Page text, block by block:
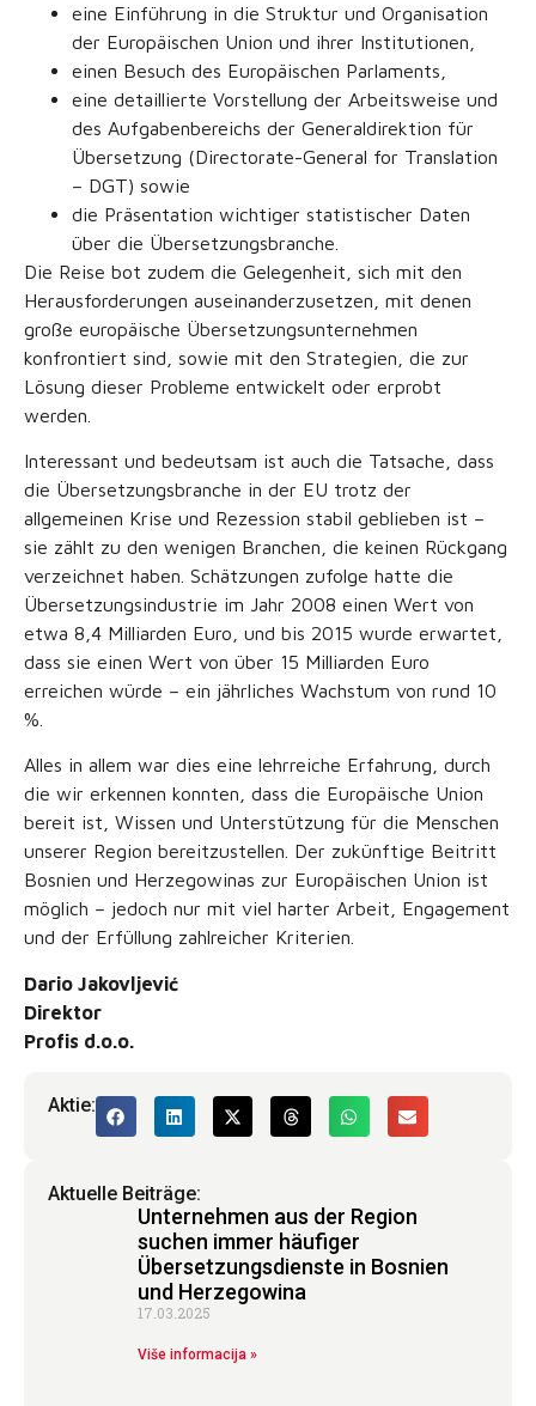
eine Einführung in die Struktur und Organisation
der Europäischen Union und ihrer Institutionen,
einen Besuch des Europäischen Parlaments,
eine detaillierte Vorstellung der Arbeitsweise und
des Aufgabenbereichs der Generaldirektion für
Übersetzung (Directorate-General for Translation
– DGT) sowie
die Präsentation wichtiger statistischer Daten
über die Übersetzungsbranche.
Die Reise bot zudem die Gelegenheit, sich mit den
Herausforderungen auseinanderzusetzen, mit denen
große europäische Übersetzungsunternehmen
konfrontiert sind, sowie mit den Strategien, die zur
Lösung dieser Probleme entwickelt oder erprobt
werden.
Interessant und bedeutsam ist auch die Tatsache, dass
die Übersetzungsbranche in der EU trotz der
allgemeinen Krise und Rezession stabil geblieben ist –
sie zählt zu den wenigen Branchen, die keinen Rückgang
verzeichnet haben. Schätzungen zufolge hatte die
Übersetzungsindustrie im Jahr 2008 einen Wert von
etwa 8,4 Milliarden Euro, und bis 2015 wurde erwartet,
dass sie einen Wert von über 15 Milliarden Euro
erreichen würde – ein jährliches Wachstum von rund 10
%.
Alles in allem war dies eine lehrreiche Erfahrung, durch
die wir erkennen konnten, dass die Europäische Union
bereit ist, Wissen und Unterstützung für die Menschen
unserer Region bereitzustellen. Der zukünftige Beitritt
Bosnien und Herzegowinas zur Europäischen Union ist
möglich – jedoch nur mit viel harter Arbeit, Engagement
und der Erfüllung zahlreicher Kriterien.
Dario Jakovljević
Direktor
Profis d.o.o.
Aktie:
Aktuelle Beiträge:
Unternehmen aus der Region
suchen immer häufiger
Übersetzungsdienste in Bosnien
und Herzegowina
17.03.2025
Više informacija »